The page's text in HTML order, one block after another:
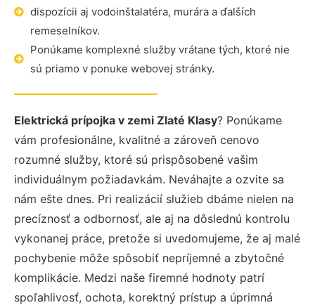
dispozícii aj vodoinštalatéra, murára a ďalších
remeselníkov.
Ponúkame komplexné služby vrátane tých, ktoré nie
sú priamo v ponuke webovej stránky.
Elektrická prípojka v zemi Zlaté Klasy? Ponúkame
vám profesionálne, kvalitné a zároveň cenovo
rozumné služby, ktoré sú prispôsobené vašim
individuálnym požiadavkám. Neváhajte a ozvite sa
nám ešte dnes. Pri realizácií služieb dbáme nielen na
precíznosť a odbornosť, ale aj na dôslednú kontrolu
vykonanej práce, pretože si uvedomujeme, že aj malé
pochybenie môže spôsobiť nepríjemné a zbytočné
komplikácie. Medzi naše firemné hodnoty patrí
spoľahlivosť, ochota, korektný prístup a úprimná